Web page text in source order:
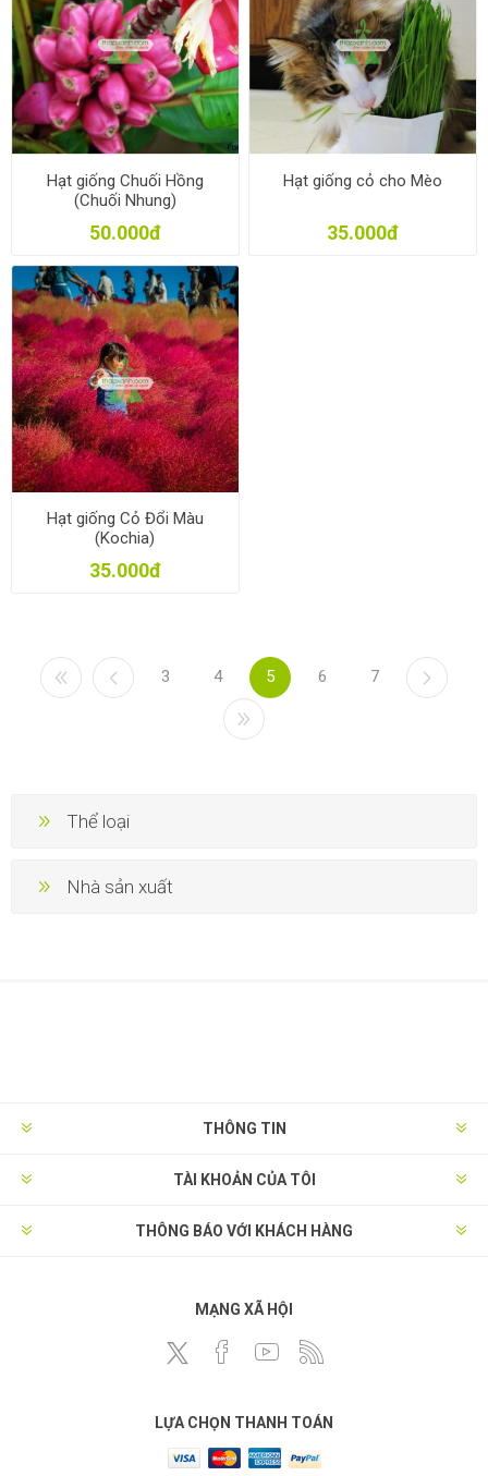
Hạt giống Chuối Hồng
(Chuối Nhung)
50.000đ
Hạt giống cỏ cho Mèo
35.000đ
Hạt giống Cỏ Đổi Màu
(Kochia)
35.000đ
3 4 5 6 7
Thể loại
Nhà sản xuất
THÔNG TIN
TÀI KHOẢN CỦA TÔI
THÔNG BÁO VỚI KHÁCH HÀNG
MẠNG XÃ HỘI
LỰA CHỌN THANH TOÁN